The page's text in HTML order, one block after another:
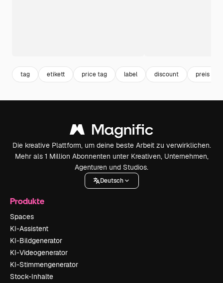
tag etikett price tag label discount preis
Die kreative Plattform, um deine beste Arbeit zu verwirklichen.
Mehr als 1 Million Abonnenten unter Kreativen, Unternehmen,
Agenturen und Studios.
Deutsch
Produkte
Spaces
KI-Assistent
KI-Bildgenerator
KI-Videogenerator
KI-Stimmengenerator
Stock-Inhalte